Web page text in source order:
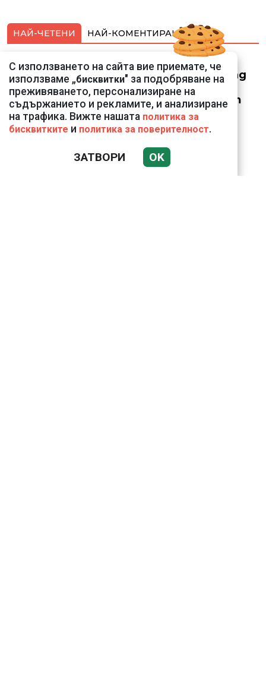
НАЙ-ЧЕТЕНИ НАЙ-КОМЕНТИРАНИ
Смарт оферти с до
90% отстъпка за над
150 устройства от
Vivacom през август
Подводни кадри от
С използването на сайта вие приемате, че
използваме „бисквитки" за подобряване на
преживяването, персонализиране на
съдържанието и рекламите, и анализиране
на трафика. Вижте нашата политика за
бисквитките и политика за поверителност.
ЗАТВОРИ OK